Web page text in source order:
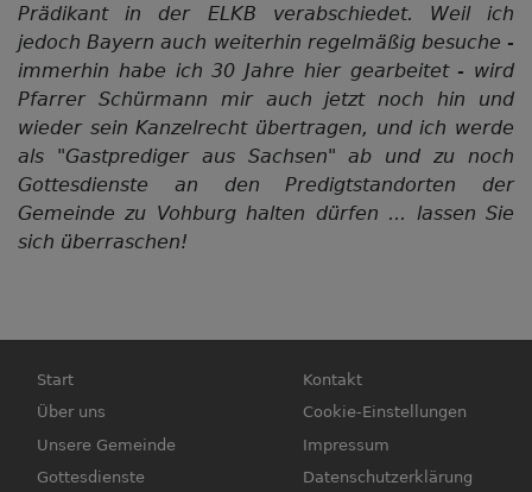
Prädikant in der ELKB verabschiedet. Weil ich
jedoch Bayern auch weiterhin regelmäßig besuche -
immerhin habe ich 30 Jahre hier gearbeitet - wird
Pfarrer Schürmann mir auch jetzt noch hin und
wieder sein Kanzelrecht übertragen, und ich werde
als "Gastprediger aus Sachsen" ab und zu noch
Gottesdienste an den Predigtstandorten der
Gemeinde zu Vohburg halten dürfen ... lassen Sie
sich überraschen!
Hauptnavigation
Start
Über uns
Unsere Gemeinde
Gottesdienste
Fußbereichsmenü
Kontakt
Cookie-Einstellungen
Impressum
Datenschutzerklärung